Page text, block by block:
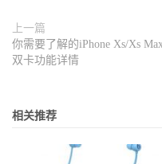
上一篇
你需要了解的iPhone Xs/Xs Max
双卡功能详情
相关推荐